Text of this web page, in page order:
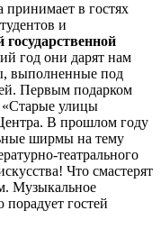
в гостях
и
год они дарят нам
выполненные под
Первым подарком
«Старые улицы
В прошлом году
ширмы на тему
театрального
Что смастерят
Музыкальное
гостей